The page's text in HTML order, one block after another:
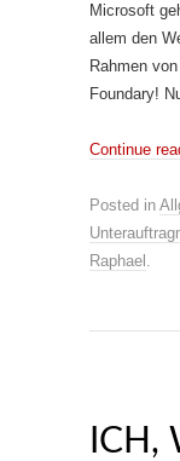
Microsoft
allem den
Rahmen
Foundary!
Continue
Posted in
Raphael .
ICH,